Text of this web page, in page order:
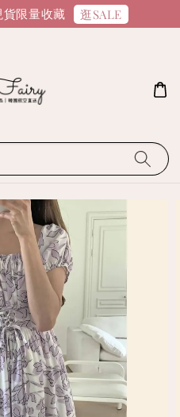
貨限量收藏 逛SALE